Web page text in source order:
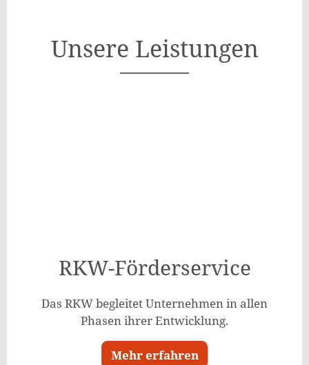
Unsere Leistungen
RKW-Förderservice
Das RKW begleitet Unternehmen in allen
Phasen ihrer Entwicklung.
Mehr erfahren